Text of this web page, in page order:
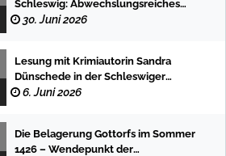
Schleswig: Abwechslungsreiches
Programm für Kinder und Jugendliche
30. Juni 2026
Lesung mit Krimiautorin Sandra
Dünschede in der Schleswiger
Stadtbücherei
6. Juni 2026
Die Belagerung Gottorfs im Sommer
1426 – Wendepunkt der